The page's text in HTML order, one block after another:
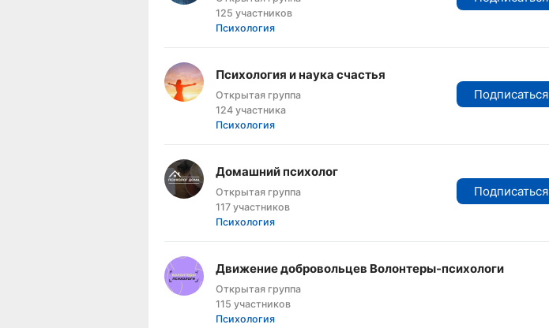
125 участников
Психология
Психология и наука счастья
Открытая группа
124 участника
Психология
Подписаться
Домашний психолог
Открытая группа
117 участников
Психология
Подписаться
Движение добровольцев Волонтеры-психологи
Открытая группа
115 участников
Психология